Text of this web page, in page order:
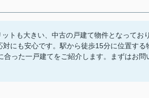
トも大きい、中古の戸建て物件となっており
にも安心です。駅から徒歩15分に位置する
った一戸建てをご紹介します。まずはお問